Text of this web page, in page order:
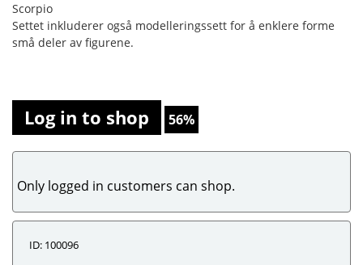
Scorpio
Settet inkluderer også modelleringssett for å enklere forme
små deler av figurene.
Log in to shop 56%
Only logged in customers can shop.
ID: 100096